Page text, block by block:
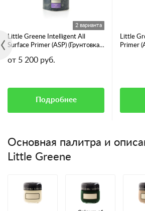
2 варианта
Little Greene Intelligent All
Surface Primer (ASP) (Грунтовка
от 5 200 руб.
Подробнее
Little
Primer
Основная палитра и
Little Greene